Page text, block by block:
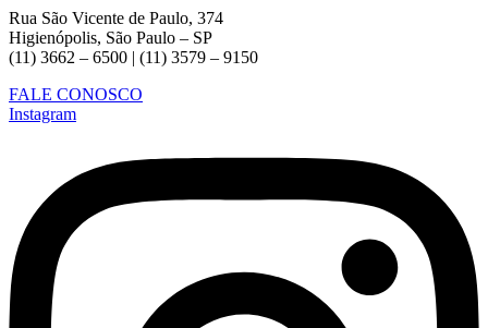
Rua São Vicente de Paulo, 374
Higienópolis, São Paulo – SP
(11) 3662 – 6500 | (11) 3579 – 9150
FALE CONOSCO
Instagram